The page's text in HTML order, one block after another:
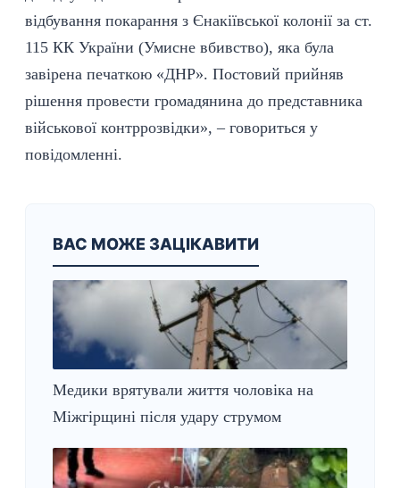
відбування покарання з Єнакіївської колонії за ст.
115 КК України (Умисне вбивство), яка була
завірена печаткою «ДНР». Постовий прийняв
рішення провести громадянина до представника
військової контррозвідки», – говориться у
повідомленні.
ВАС МОЖЕ ЗАЦІКАВИТИ
Медики врятували життя чоловіка на
Міжгірщині після удару струмом